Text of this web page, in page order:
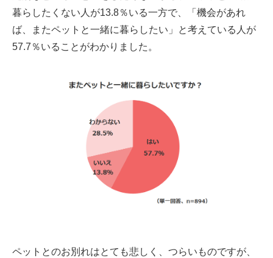
暮らしたくない人が13.8％いる一方で、「機会があれ
ば、またペットと一緒に暮らしたい」と考えている人が
57.7％いることがわかりました。
ペットとのお別れはとても悲しく、つらいものですが、